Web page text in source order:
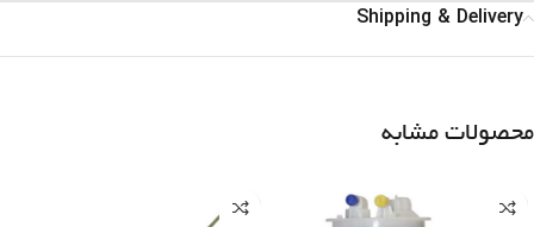
Shipping & Delivery
محصولات مشابه